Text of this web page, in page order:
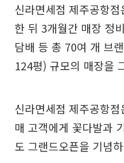
신라면세점 제주공항
한 뒤 3개월간 매장 정
담배 등 총 70여 개 브
124평) 규모의 매장을
신라면세점 제주공항
매 고객에게 꽃다발과
도 그랜드오픈을 기념